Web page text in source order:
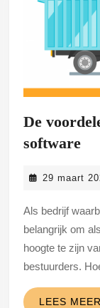
De
softwareDe
29 maart
Als bedrijf waarbij vervoer centraal staat, is het zeer
belangrijk om
hoogte te zijn
bestuurders.
LEES MEER